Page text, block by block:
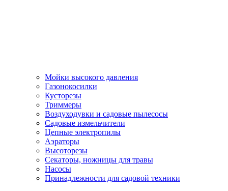
Мойки высокого давления
Газонокосилки
Кусторезы
Триммеры
Воздуходувки и садовые пылесосы
Садовые измельчители
Цепные электропилы
Аэраторы
Высоторезы
Секаторы, нoжницы для травы
Насосы
Принадлежности для садовой техники